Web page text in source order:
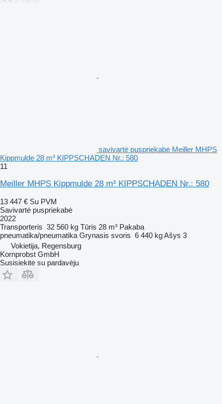
savivartė puspriekabė Meiller MHPS
Kippmulde 28 m³ KIPPSCHADEN Nr.: 580
11
Meiller MHPS Kippmulde 28 m³ KIPPSCHADEN Nr.: 580
13 447 € Su PVM
Savivartė puspriekabė
2022
Transporteris 32 560 kg Tūris 28 m³ Pakaba
pneumatika/pneumatika Grynasis svoris 6 440 kgAšys 3
Vokietija, Regensburg
Kornprobst GmbH
Susisiekite su pardavėju